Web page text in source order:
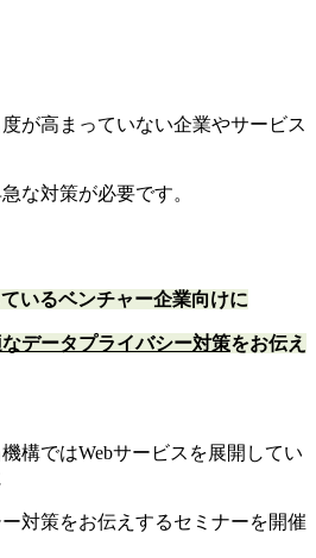
が高まっていない企業やサービス
な対策が必要です。
いるベンチャー企業向けに
データプライバシー対策をお伝え
構ではWebサービスを展開してい
対策をお伝えするセミナーを開催